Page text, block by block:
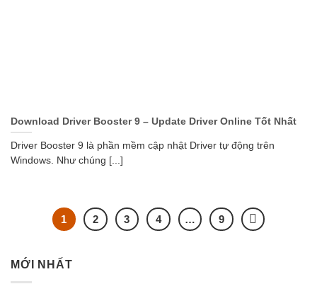
Download Driver Booster 9 – Update Driver Online Tốt Nhất
Driver Booster 9 là phần mềm cập nhật Driver tự động trên
Windows. Như chúng [...]
1 2 3 4 … 9
MỚI NHẤT